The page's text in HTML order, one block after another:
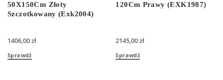
50X150Cm Złoty
Szczotkowany (Exk2004)
1406,00zł
Sprawdź
120Cm Prawy (EXK1987)
2145,00zł
Sprawdź